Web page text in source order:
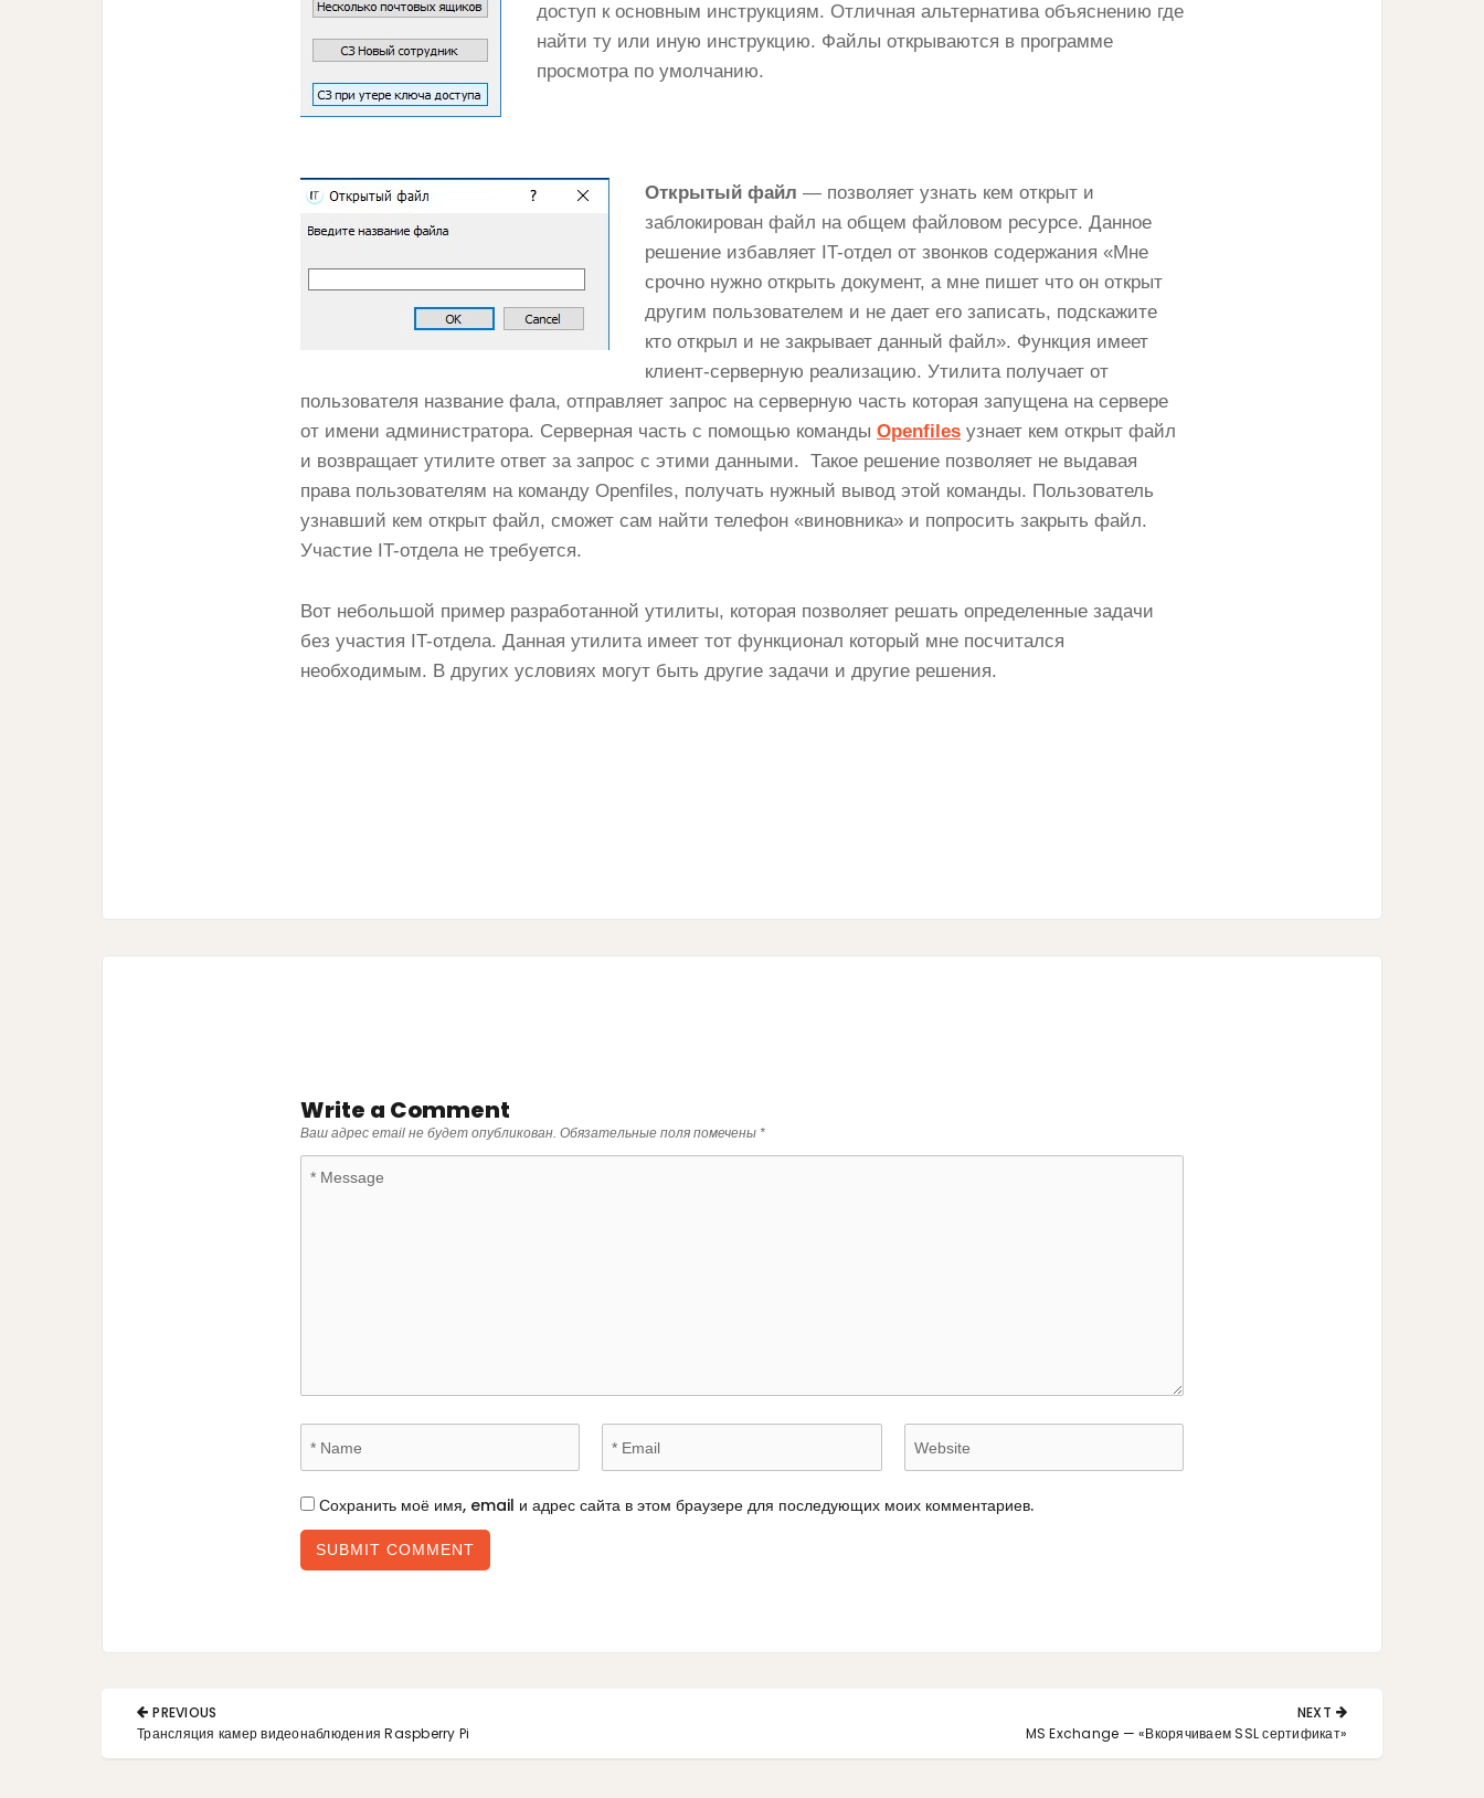
доступ к основным инструкциям. Отличная альтернатива объяснению где
найти ту или иную инструкцию. Файлы открываются в программе
просмотра по умолчанию.
Открытый файл — позволяет узнать кем открыт и
заблокирован файл на общем файловом ресурсе. Данное
решение избавляет IT-отдел от звонков содержания «Мне
срочно нужно открыть документ, а мне пишет что он открыт
другим пользователем и не дает его записать, подскажите
кто открыл и не закрывает данный файл». Функция имеет
клиент-серверную реализацию. Утилита получает от
пользователя название фала, отправляет запрос на серверную часть которая запущена на сервере
от имени администратора. Серверная часть с помощью команды Openfiles узнает кем открыт файл
и возвращает утилите ответ за запрос с этими данными. Такое решение позволяет не выдавая
права пользователям на команду Openfiles, получать нужный вывод этой команды. Пользователь
узнавший кем открыт файл, сможет сам найти телефон «виновника» и попросить закрыть файл.
Участие IT-отдела не требуется.
Вот небольшой пример разработанной утилиты, которая позволяет решать определенные задачи
без участия IT-отдела. Данная утилита имеет тот функционал который мне посчитался
необходимым. В других условиях могут быть другие задачи и другие решения.
Write a Comment
Ваш адрес email не будет опубликован. Обязательные поля помечены *
Сохранить моё имя, email и адрес сайта в этом браузере для последующих моих комментариев.
PREVIOUS
Трансляция камер видеонаблюдения Raspberry Pi
NEXT
MS Exchange — «Вкорячиваем SSL сертификат»